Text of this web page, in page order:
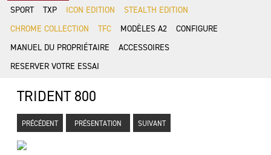
SPORT
TXP ICON EDITION
STEALTH EDITION
CHROME COLLECTION
TFC MODÈLES A2
CONFIGURE
MANUEL DU PROPRIÉTAIRE
ACCESSOIRES
RESERVER VOTRE ESSAI
TRIDENT 800
PRÉCÉDENT PRÉSENTATION SUIVANT